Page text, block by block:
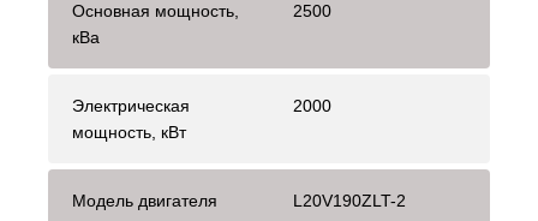
Основная мощность,
кВа
2500
Электрическая
мощность, кВт
2000
Модель двигателя L20V190ZLT-2